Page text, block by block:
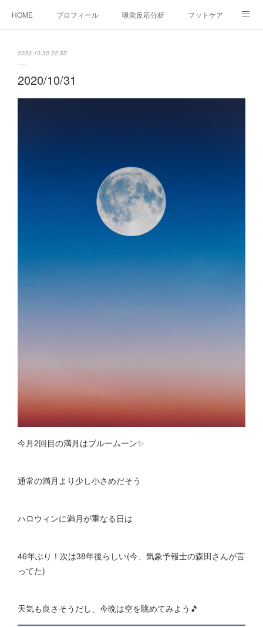
HOME プロフィール 嗅覚反応分析 フットケア
2020.10.30 22:55
2020/10/31
今月2回目の満月はブルームーン✨
通常の満月より少し小さめだそう
ハロウィンに満月が重なる日は
46年ぶり！次は38年後らしい(今、気象予報士の森田さんが言
ってた)
天気も良さそうだし、今晩は空を眺めてみよう🎵